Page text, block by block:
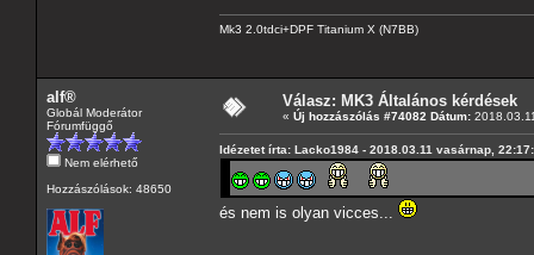
Mk3 2.0tdci+DPF Titanium X (N7BB)
alf®
Globál Moderátor
Fórumfüggő
Nem elérhető
Hozzászólások: 48650
Válasz: MK3 Általános kérdések
« Új hozzászólás #74082 Dátum:
Idézetet írta: Lacko1984 - 2018.03.11 vasárnap,
és nem is olyan vicces...